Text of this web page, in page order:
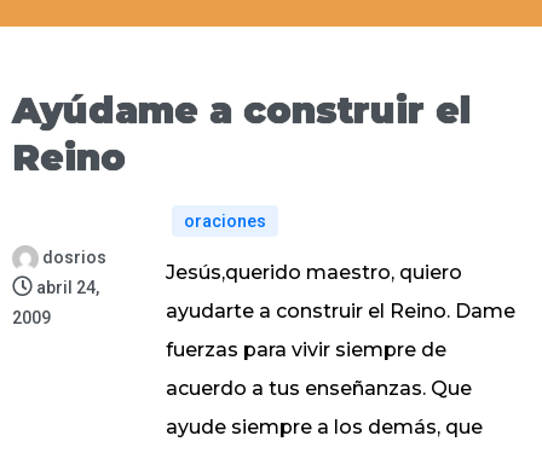
Ayúdame a construir el
Reino
dosrios
abril 24,
2009
oraciones
Jesús,querido maestro, quiero
ayudarte a construir el Reino. Dame
fuerzas para vivir siempre de
acuerdo a tus enseñanzas. Que
ayude siempre a los demás, que